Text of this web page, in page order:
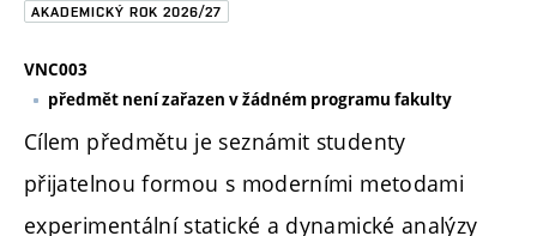
AKADEMICKÝ ROK 2026/27
VNC003
předmět není zařazen v žádném programu fakulty
Cílem předmětu je seznámit studenty
přijatelnou formou s moderními metodami
experimentální statické a dynamické analýzy